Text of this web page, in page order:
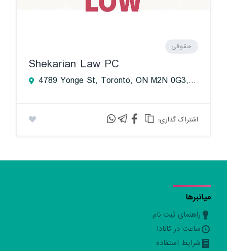
حقوقی
Shekarian Law PC
4789 Yonge St, Toronto, ON M2N 0G3, Canada
:اشتراک گذاری
میانبرها
راهنمای ثبت نام
ساعت در کانادا
شرایط استفاده